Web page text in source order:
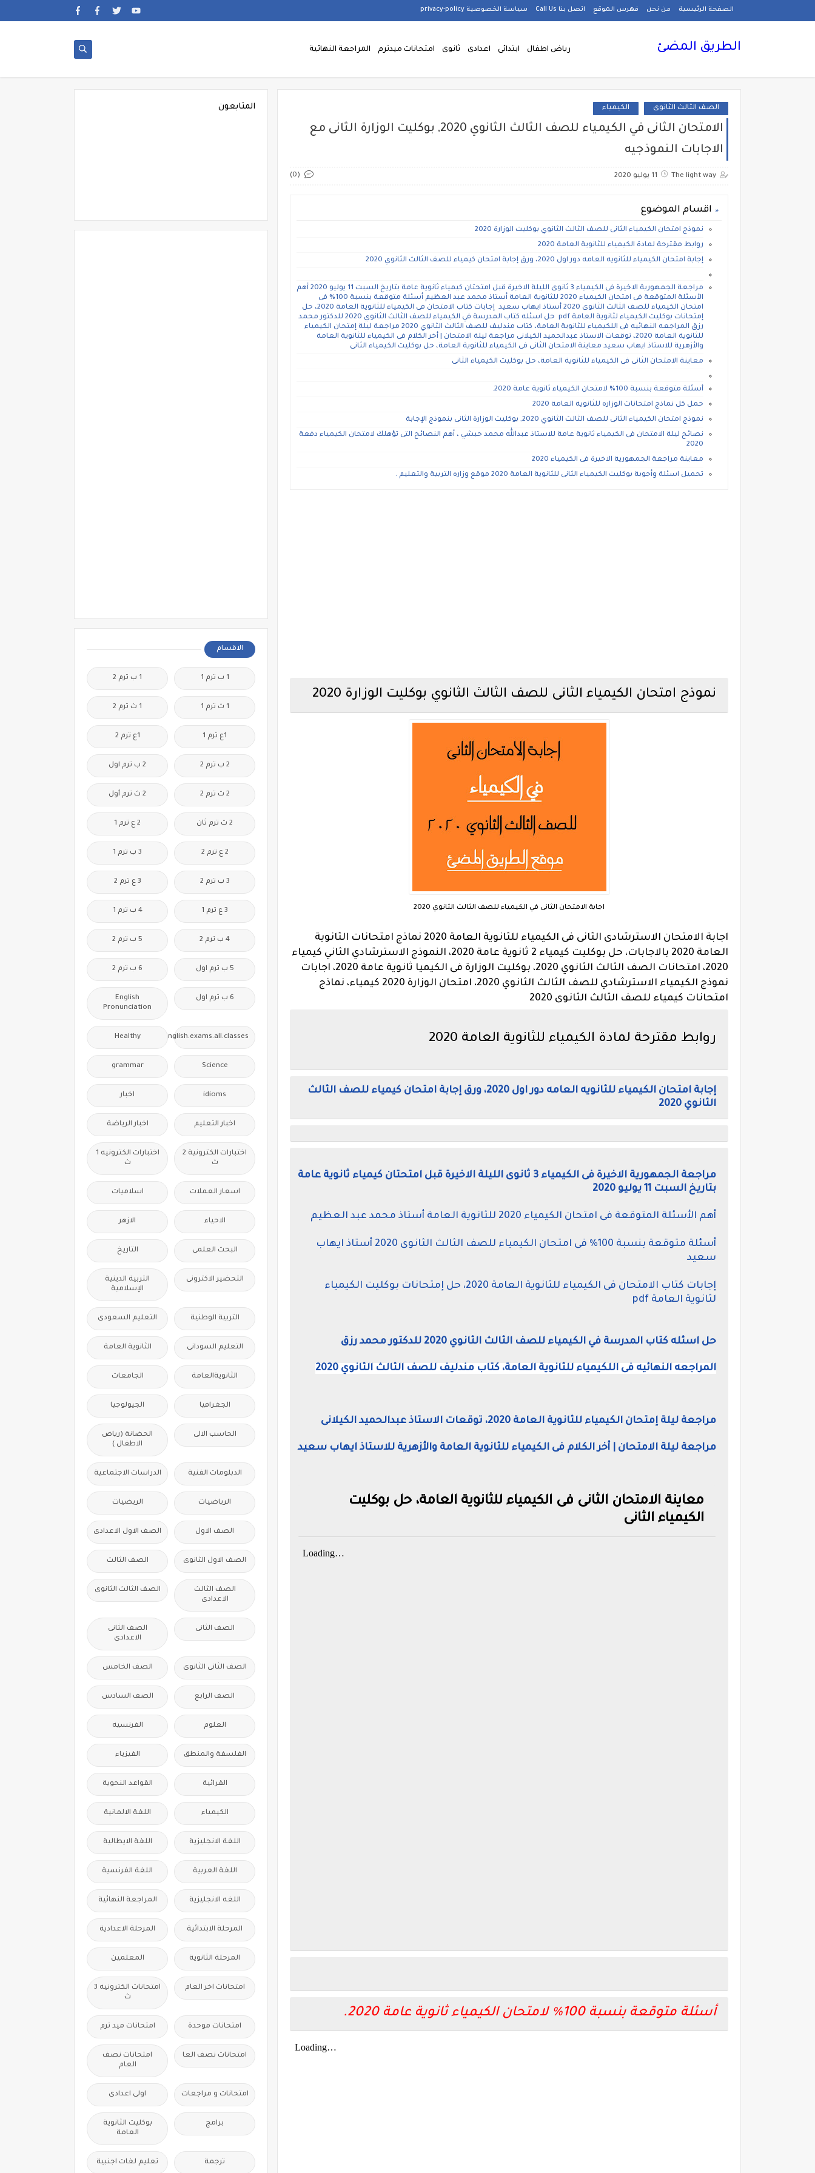
الصفحة الرئيسية من نحن فهرس الموقع اتصل بنا Call Us سياسة الخصوصية privacy-policy
الطريق المضئ رياض اطفال ابتدائى اعدادى ثانوى امتحانات ميدترم المراجعة النهائية
الصف الثالث الثانوى الكيمياء
الامتحان الثانى في الكيمياء للصف الثالث الثانوي 2020, بوكليت الوزارة الثانى مع
الاجابات النموذجيه
The light way 11 يوليو 2020 (0)
اقسام الموضوع
نموذج امتحان الكيمياء الثانى للصف الثالث الثانوي بوكليت الوزارة 2020
روابط مقترحة لمادة الكيمياء للثانوية العامة 2020
إجابة امتحان الكيمياء للثانويه العامه دور اول 2020، ورق إجابة امتحان كيمياء للصف الثالث الثانوي 2020
مراجعة الجمهورية الاخيرة فى الكيمياء 3 ثانوى الليلة الاخيرة قبل امتحتان كيمياء ثانوية عامة بتاريخ السبت 11 يوليو 2020 أهم
الأسئلة المتوقعة فى امتحان الكيمياء 2020 للثانوية العامة أستاذ محمد عبد العظيم أسئلة متوقعة بنسبة 100% فى
امتحان الكيمياء للصف الثالث الثانوى 2020 أستاذ ايهاب سعيد إجابات كتاب الامتحان فى الكيمياء للثانوية العامة 2020، حل
إمتحانات بوكليت الكيمياء لثانوية العامة pdf حل اسئله كتاب المدرسة في الكيمياء للصف الثالث الثانوي 2020 للدكتور محمد
رزق المراجعه النهائيه فى اللكيمياء للثانوية العامة، كتاب مندليف للصف الثالث الثانوي 2020 مراجعة ليلة إمتحان الكيمياء
للثانوية العامة 2020، توقعات الاستاذ عبدالحميد الكيلانى مراجعة ليلة الامتحان | أخر الكلام فى الكيمياء للثانوية العامة
والأزهرية للاستاذ ايهاب سعيد معاينة الامتحان الثانى فى الكيمياء للثانوية العامة، حل بوكليت الكيمياء الثانى
معاينة الامتحان الثانى فى الكيمياء للثانوية العامة، حل بوكليت الكيمياء الثانى
أسئلة متوقعة بنسبة 100% لامتحان الكيمياء ثانوية عامة 2020.
حمل كل نماذج امتحانات الوزاره للثانوية العامة 2020
نموذج امتحان الكيمياء الثانى للصف الثالث الثانوي 2020, بوكليت الوزارة الثانى بنموذج الإجابة
نصائح ليلة الامتحان فى الكيمياء ثانوية عامة للاستاذ عبدالله محمد حبشي ، أهم النصائح التى تؤهلك لامتحان الكيمياء دفعة
2020
معاينة مراجعة الجمهورية الاخيرة فى الكيمياء 2020
تحميل اسئلة وأجوبة بوكليت الكيمياء الثانى للثانوية العامة 2020 موقع وزاره التربية والتعليم .
نموذج امتحان الكيمياء الثانى للصف الثالث الثانوي بوكليت الوزارة 2020
اجابة الامتحان الثانى في الكيمياء للصف الثالث الثانوي 2020
اجابة الامتحان الاسترشادى الثانى فى الكيمياء للثانوية العامة 2020 نماذج امتحانات الثانوية
العامة 2020 بالاجابات، حل بوكليت كيمياء 2 ثانوية عامة 2020، النموذج الاسترشادي الثاني كيمياء
2020، امتحانات الصف الثالث الثانوي 2020، بوكليت الوزارة فى الكيميا ثانوية عامة 2020، اجابات
نموذج الكيمياء الاسترشادي للصف الثالث الثانوي 2020، امتحان الوزارة 2020 كيمياء، نماذج
امتحانات كيمياء للصف الثالث الثانوى 2020
روابط مقترحة لمادة الكيمياء للثانوية العامة 2020
إجابة امتحان الكيمياء للثانويه العامه دور اول 2020، ورق إجابة امتحان كيمياء للصف الثالث
الثانوي 2020
مراجعة الجمهورية الاخيرة فى الكيمياء 3 ثانوى الليلة الاخيرة قبل امتحتان كيمياء ثانوية عامة
بتاريخ السبت 11 يوليو 2020
أهم الأسئلة المتوقعة فى امتحان الكيمياء 2020 للثانوية العامة أستاذ محمد عبد العظيم
أسئلة متوقعة بنسبة 100% فى امتحان الكيمياء للصف الثالث الثانوى 2020 أستاذ ايهاب
سعيد
إجابات كتاب الامتحان فى الكيمياء للثانوية العامة 2020، حل إمتحانات بوكليت الكيمياء
لثانوية العامة pdf
حل اسئله كتاب المدرسة في الكيمياء للصف الثالث الثانوي 2020 للدكتور محمد رزق
المراجعه النهائيه فى اللكيمياء للثانوية العامة، كتاب مندليف للصف الثالث الثانوي 2020
مراجعة ليلة إمتحان الكيمياء للثانوية العامة 2020، توقعات الاستاذ عبدالحميد الكيلانى
مراجعة ليلة الامتحان | أخر الكلام فى الكيمياء للثانوية العامة والأزهرية للاستاذ ايهاب سعيد
معاينة الامتحان الثانى فى الكيمياء للثانوية العامة، حل بوكليت
الكيمياء الثانى
أسئلة متوقعة بنسبة 100% لامتحان الكيمياء ثانوية عامة 2020.
المتابعون
الاقسام
1 ب ترم 1 1 ب ترم 2
1 ث ترم 1 1 ث ترم 2
1ع ترم 1 1ع ترم 2
2 ب ترم 2 2 ب ترم اول
2 ث ترم 2 2 ث ترم أول
2 ث ترم ثان 2 ع ترم 1
2 ع ترم 2 3 ب ترم 1
3 ب ترم 2 3 ع ترم 2
3 ع ترم 1 4 ب ترم 1
4 ب ترم 2 5 ب ترم 2
5 ب ترم اول 6 ب ترم 2
6 ب ترم اول
English
Pronunciation
Free.English.exams.all.classes
Healthy
Science
grammar
idioms اخبار
اخبار التعليم اخبار الرياضة
اختبارات الكترونية 2
ث
اختبارات الكترونيه 1
ث
اسعار العملات اسلاميات
الاحياء الازهر
البحث العلمى التاريخ
التحضير الاكترونى
التربية الدينية
الإسلامية
التربية الوطنية التعليم السعودى
التعليم السودانى الثانوية العامة
الثانويةالعامة الجامعات
الجغرافيا الجيولوجيا
الحاسب الالى
الحضانة (رياض
الاطفال )
الدبلومات الفنية الدراسات الاجتماعية
الرياضيات الريضيات
الصف الاول الصف الاول الاعدادى
الصف الاول الثانوى الصف الثالث
الصف الثالث
الاعدادى
الصف الثالث الثانوى
الصف الثانى
الصف الثانى
الاعدادى
الصف الثانى الثانوى الصف الخامس
الصف الرابع الصف السادس
العلوم الفرنسيه
الفلسفة والمنطق الفيزياء
القرائية القواعد النحوية
الكيمياء اللغة الالمانية
اللغة الانجليزية اللغة الايطالية
اللغة العربية اللغة الفرنسية
اللغه الانجليزية المراجعة النهائية
المرحلة الابتدائية المرحلة الاعدادية
المرحلة الثانوية المعلمين
امتحانات اخر العام
امتحانات الكترونيه 3
ث
امتحانات موحدة امتحانات ميد ترم
امتحانات نصف العا
امتحانات نصف
العام
امتحانات و مراجعات اولى اعدادى
برامج
بوكليت الثانوية
العامة
ترجمة تعليم لغات اجنبية